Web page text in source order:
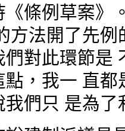
《條例草案》
方法開了先
們對此環節是
，我一 直
們只 是為